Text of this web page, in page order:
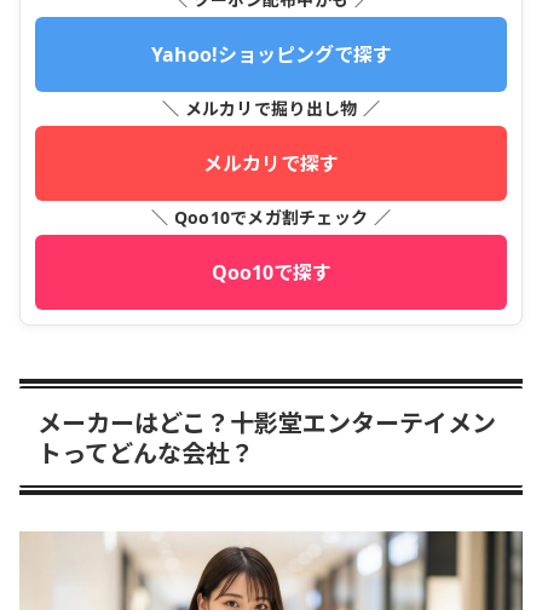
Yahoo!ショッピングで探す
＼ メルカリで掘り出し物 ／
メルカリで探す
＼ Qoo10でメガ割チェック ／
Qoo10で探す
メーカーはどこ？十影堂エンターテイメン
トってどんな会社？